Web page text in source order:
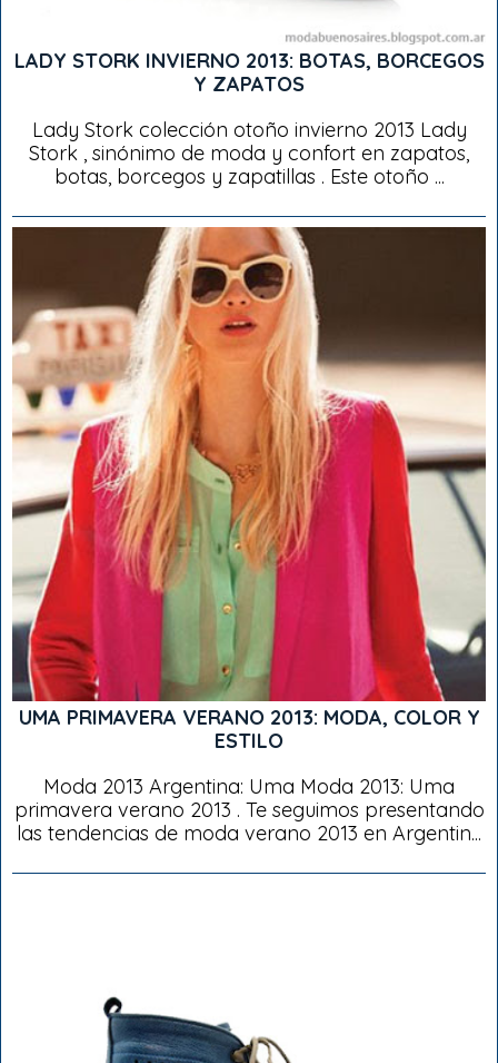
LADY STORK INVIERNO 2013: BOTAS, BORCEGOS
Y ZAPATOS
Lady Stork colección otoño invierno 2013 Lady
Stork , sinónimo de moda y confort en zapatos,
botas, borcegos y zapatillas . Este otoño ...
UMA PRIMAVERA VERANO 2013: MODA, COLOR Y
ESTILO
Moda 2013 Argentina: Uma Moda 2013: Uma
primavera verano 2013 . Te seguimos presentando
las tendencias de moda verano 2013 en Argentin...